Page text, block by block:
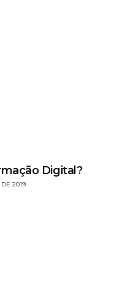
Digital?
DE 2019